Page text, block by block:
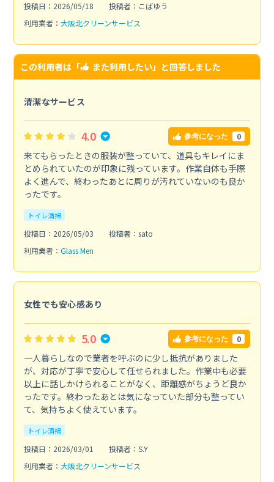
投稿日：2026/05/18
投稿者：こばゆう
利用業者： 大阪北クリーンサービス
この利用者は「 また利用したい」と回答しました
清潔なサービス
4.0 参考になった 0
来てもらったときの服装が整っていて、道具もキレイにま
とめられていたのが印象に残っています。作業自体も手際
よく進んで、終わったあとに周りが汚れていないのも良か
ったです。
トイレ清掃
投稿日：2026/05/03
投稿者：sato
利用業者： Glass Men
女性でも安心感あり
5.0 参考になった 0
一人暮らしなので業者を呼ぶのに少し抵抗がありました
が、対応が丁寧で安心して任せられました。作業中も必要
以上に話しかけられることがなく、距離感がちょうど良か
ったです。終わったあとは気になっていた部分も整ってい
て、気持ちよく使えています。
トイレ清掃
投稿日：2026/03/01
投稿者：S.Y
利用業者： 大阪北クリーンサービス